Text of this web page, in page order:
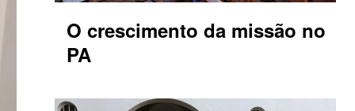
O crescimento da missão no
PA